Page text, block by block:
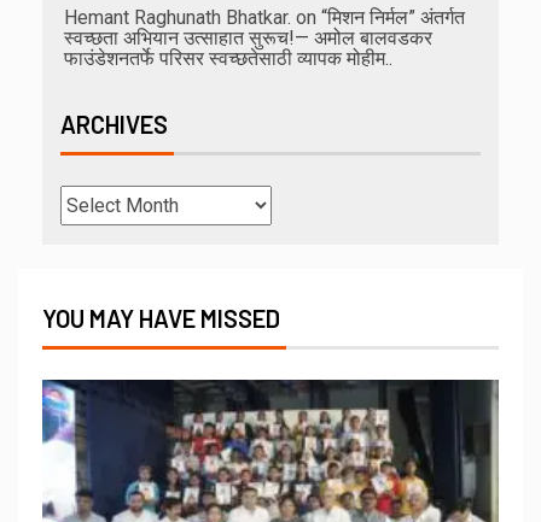
Hemant Raghunath Bhatkar. on “मिशन निर्मल” अंतर्गत
स्वच्छता अभियान उत्साहात सुरूच!— अमोल बालवडकर
फाउंडेशनतर्फे परिसर स्वच्छतेसाठी व्यापक मोहीम..
ARCHIVES
YOU MAY HAVE MISSED